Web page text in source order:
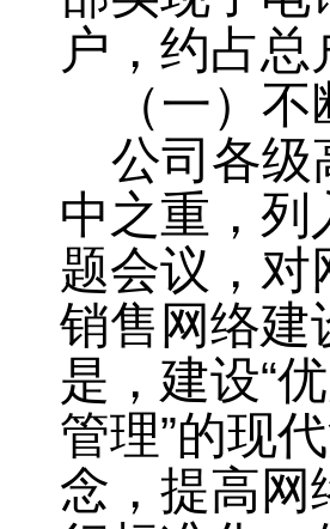
户 ， 约占总
（一）
公司各级
中之重，列
题会议，对
销售网络建
是 ， 建设“
管理”的现
念 ， 提高网